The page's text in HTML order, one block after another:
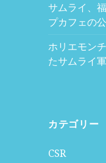
サムライ、
プカフェの
ホリエモン
たサムライ
カテゴリー
CSR